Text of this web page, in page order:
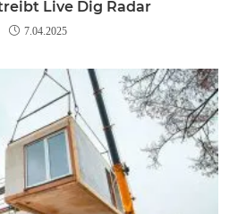
Live Dig Radar
7.04.2025